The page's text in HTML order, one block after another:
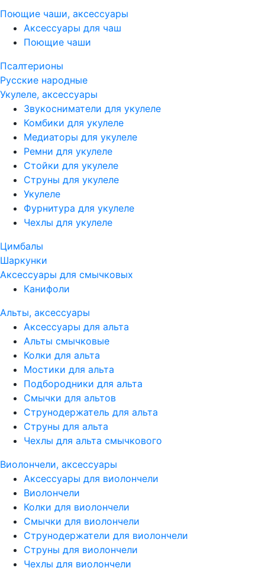
Поющие чаши, аксессуары
Аксессуары для чаш
Поющие чаши
Псалтерионы
Русские народные
Укулеле, аксессуары
Звукосниматели для укулеле
Комбики для укулеле
Медиаторы для укулеле
Ремни для укулеле
Стойки для укулеле
Струны для укулеле
Укулеле
Фурнитура для укулеле
Чехлы для укулеле
Цимбалы
Шаркунки
Аксессуары для смычковых
Канифоли
Альты, аксессуары
Аксессуары для альта
Альты смычковые
Колки для альта
Мостики для альта
Подбородники для альта
Смычки для альтов
Струнодержатель для альта
Струны для альта
Чехлы для альта смычкового
Виолончели, аксессуары
Аксессуары для виолончели
Виолончели
Колки для виолончели
Смычки для виолончели
Струнодержатели для виолончели
Струны для виолончели
Чехлы для виолончели